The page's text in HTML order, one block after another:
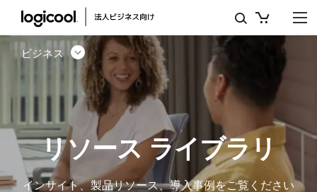
リ
ソ
ー
ス
ラ
イ
ブ
ビジネス
リソース ライブラリ
インサイト、製品リソース、導入事例をご覧ください